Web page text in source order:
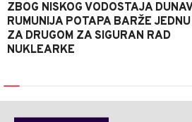
ZBOG NISKOG VODOSTAJA
RUMUNIJA POTAPA BARŽE JEDNU
ZA DRUGOM ZA SIGURAN RAD
NUKLEARKE